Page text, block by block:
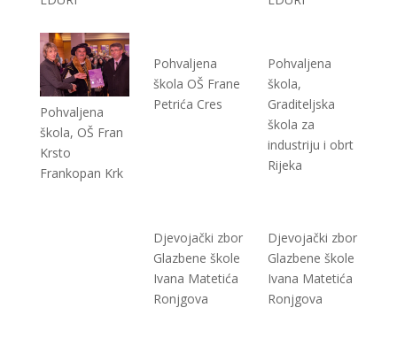
Pohvaljena
škola, OŠ Fran
Krsto
Frankopan Krk
Pohvaljena
škola OŠ Frane
Petrića Cres
Pohvaljena
škola,
Graditeljska
škola za
industriju i obrt
Rijeka
Djevojački zbor
Glazbene škole
Ivana Matetića
Ronjgova
Djevojački zbor
Glazbene škole
Ivana Matetića
Ronjgova